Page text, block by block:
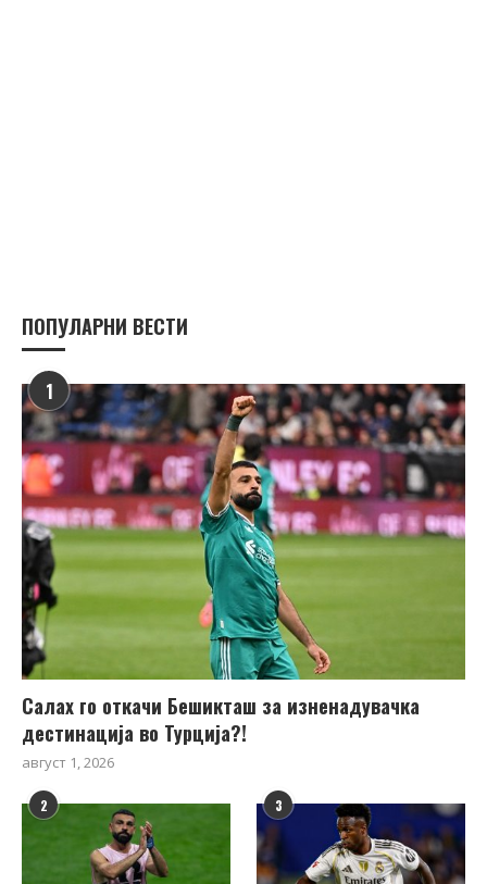
ПОПУЛАРНИ ВЕСТИ
1
Салах го откачи Бешикташ за изненадувачка
дестинација во Турција?!
август 1, 2026
2 3